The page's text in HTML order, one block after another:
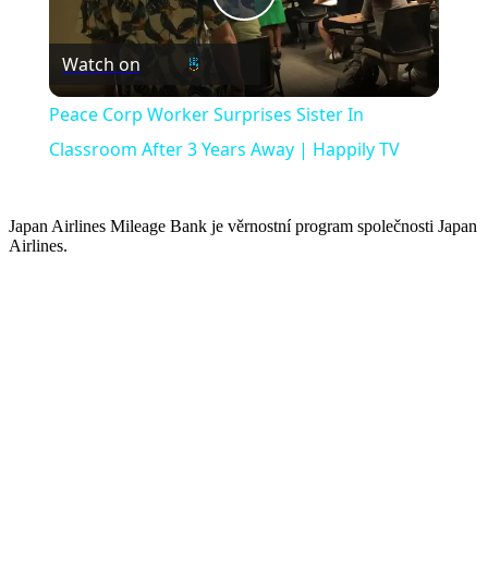
Play
Video
Watch on
Peace Corp Worker Surprises Sister In
Classroom After 3 Years Away | Happily TV
Japan Airlines Mileage Bank je věrnostní program společnosti Japan
Airlines.